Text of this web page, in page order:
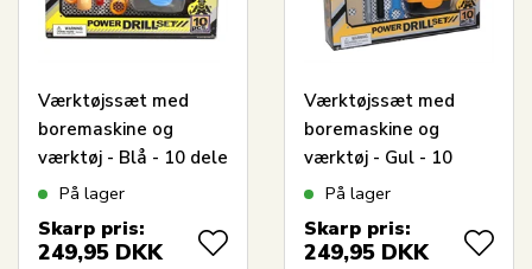
Værktøjssæt med
boremaskine og
værktøj - Blå - 10 dele
På lager
Skarp pris:
249,95 DKK
Værktøjssæt med
boremaskine og
værktøj - Gul - 10
delePå lager
Skarp pris:
249,95 DKK